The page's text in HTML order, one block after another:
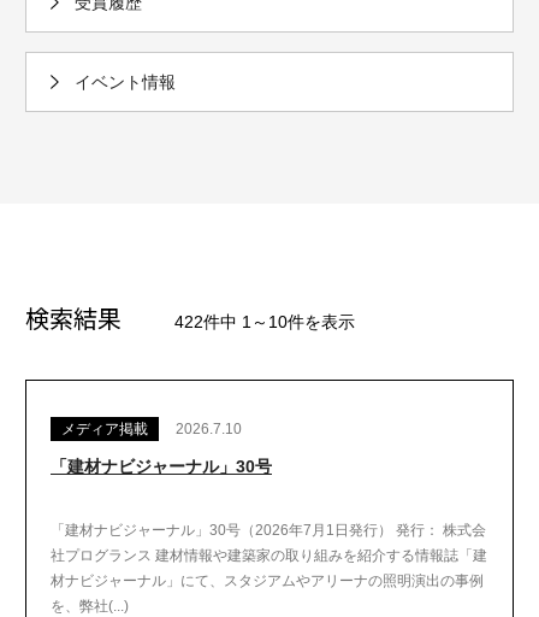
イベント情報
検索結果 422件中 1～10件を表示
メディア掲載 2026.7.10
「建材ナビジャーナル」30号
「建材ナビジャーナル」30号（2026年7月1日発行） 発行： 株式会
社プログランス 建材情報や建築家の取り組みを紹介する情報誌「建
材ナビジャーナル」にて、スタジアムやアリーナの照明演出の事例
を、弊社(...)